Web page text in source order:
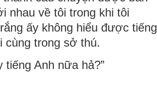
nhau về tôi trong khi tôi
ấy không hiểu được tiếng
cùng trong sở thú.
tiếng Anh nữa hả?”